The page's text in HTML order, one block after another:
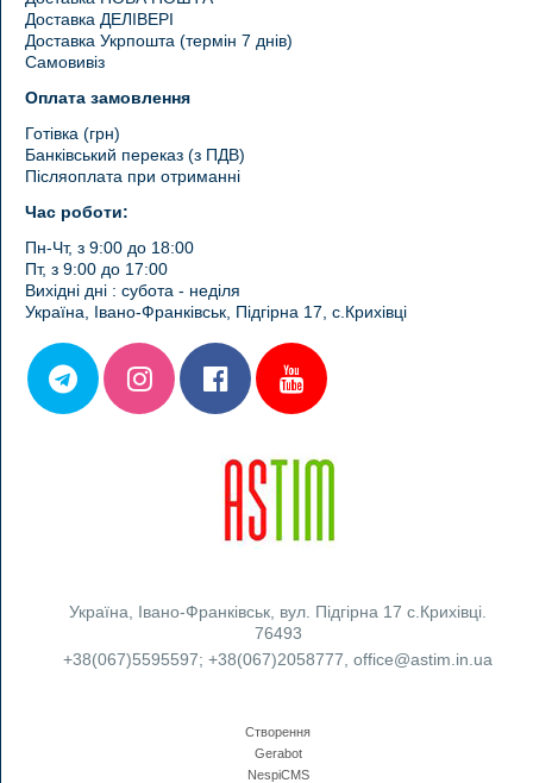
Доставка ДЕЛІВЕРІ
Доставка Укрпошта (термін 7 днів)
Самовивіз
Оплата замовлення
Готівка (грн)
Банківський переказ (з ПДВ)
Післяоплата при отриманні
Час роботи:
Пн-Чт, з 9:00 до 18:00
Пт, з 9:00 до 17:00
Вихідні дні : субота - неділя
Україна, Івано-Франківськ, Підгірна 17, с.Крихівці
Україна Івано-Франківськ вул. Підгірна 17 с.Крихівці.
76493
+38(067)5595597;+38(067)2058777 ,office@astim.in.ua
Створення
Gerabot
NespiCMS